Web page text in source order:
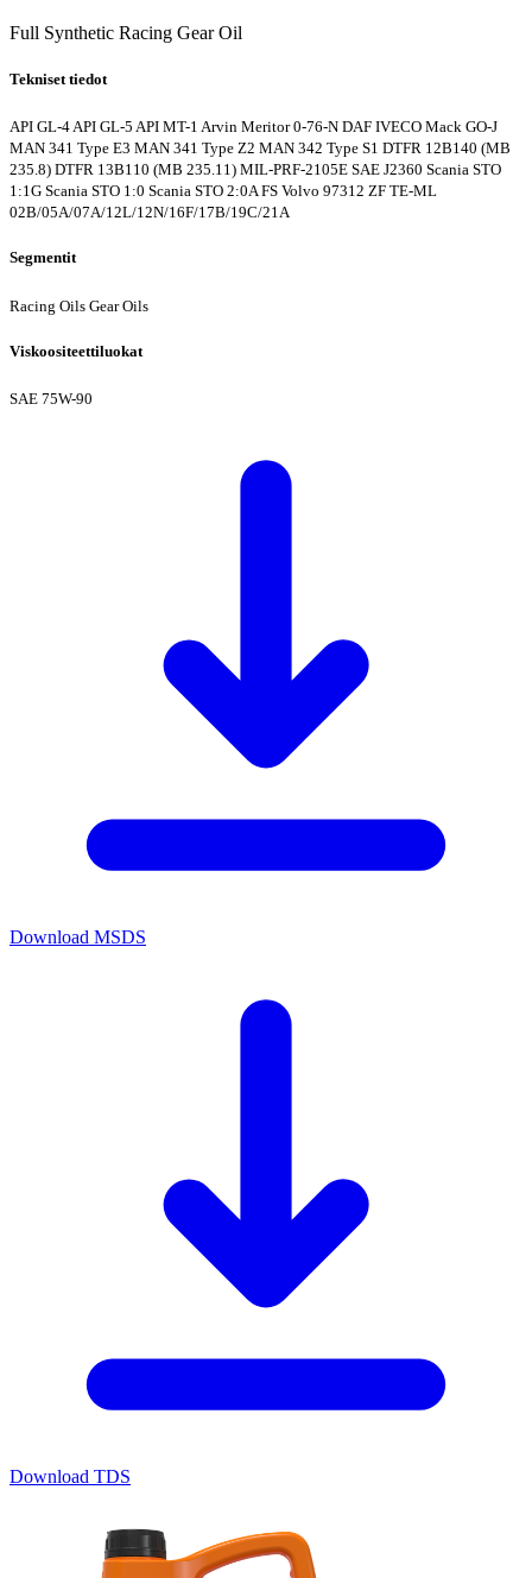
Full Synthetic Racing Gear Oil
Tekniset tiedot
API GL-4API GL-5 API MT-1 Arvin Meritor 0-76-N DAF IVECO Mack GO-J
MAN 341 Type E3 MAN 341 Type Z2 MAN 342 Type S1 DTFR 12B140 (MB
235.8) DTFR 13B110 (MB 235.11) MIL-PRF-2105E SAE J2360 Scania STO
1:1G Scania STO 1:0 Scania STO 2:0A FS Volvo 97312 ZF TE-ML
02B/05A/07A/12L/12N/16F/17B/19C/21A
Segmentit
Racing Oils Gear Oils
Viskoositeettiluokat
SAE 75W-90
Download MSDS
Download TDS